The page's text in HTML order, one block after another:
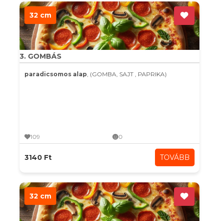
32 cm
3. GOMBÁS
paradicsomos alap, (GOMBA, SAJT , PAPRIKA)
109 0
3140 Ft TOVÁBB
32 cm